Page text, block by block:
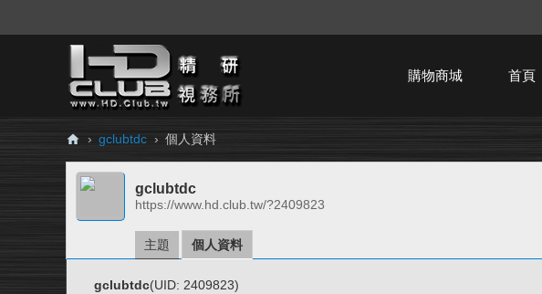
購物商城 首頁
H
Cl
› gclubtdc › 個人資料
gclubtdc
https://www.hd.club.tw/?2409823
主題 個人資料
gclubtdc(UID: 2409823)